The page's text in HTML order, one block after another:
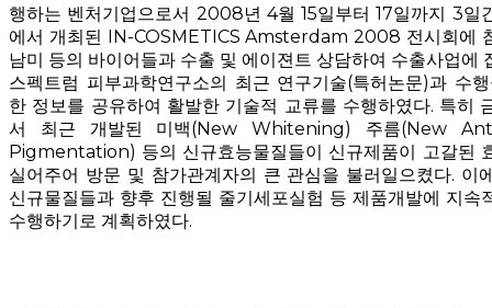
행하는 벤처기업으로서 2008년 4월 15일부터 17일까지 3일
에서 개최된 IN-COSMETICS Amsterdam 2008 전시회에
남미 등의 바이어들과 수출 및 에이젼트 상담하여 수출사업에
스펙트럼 피부과학연구소의 최근 연구기술(특허논문)과 수
한 정보를 공유하여 활발한 기술적 교류를 수행하였다. 특히
서 최근 개발된 미백(New Whitening) 주름(New
Pigmentation) 등의 신규효능물질들이 신규제품이 고갈된
실어주어 방문 및 참가관계자의 큰 관심을 불러일으켰다. 이
신규물질들과 향후 진행될 줄기세포실험 등 제품개발에 지속
수행하기로 계획하였다.